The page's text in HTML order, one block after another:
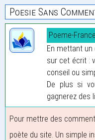
Poesie Sans
Poeme-France
En mettant
sur cet écrit :
conseil ou
De plus si
gagnerez des
Pour mettre des
poète du site. Un simple